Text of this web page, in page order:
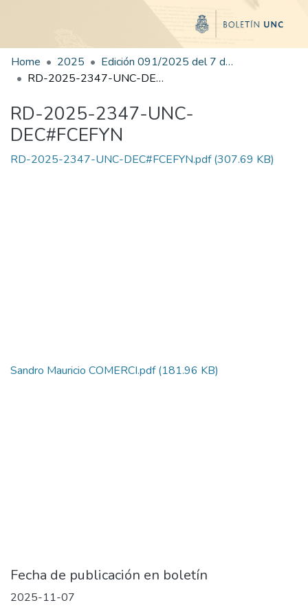
Home 2025
Edición 091/2025 del 7 de noviembre de 2025
RD-2025-2347-UNC-DEC#FCEFYN
RD-2025-2347-UNC-
DEC#FCEFYN
RD-2025-2347-UNC-DEC#FCEFYN.pdf(307.69 KB)
Sandro Mauricio COMERCI.pdf(181.96 KB)
Fecha de publicación en boletín
2025-11-07